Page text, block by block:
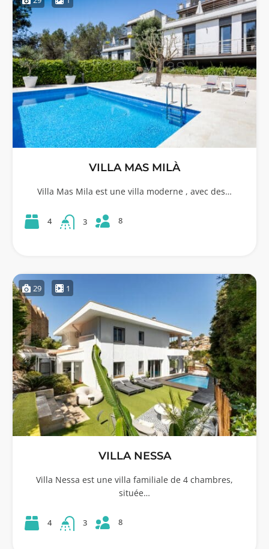
VILLA MAS MILÀ
Villa Mas Mila est une villa moderne , avec des…
4 3 8
29 1
VILLA NESSA
Villa Nessa est une villa familiale de 4 chambres,
située…
4 3 8